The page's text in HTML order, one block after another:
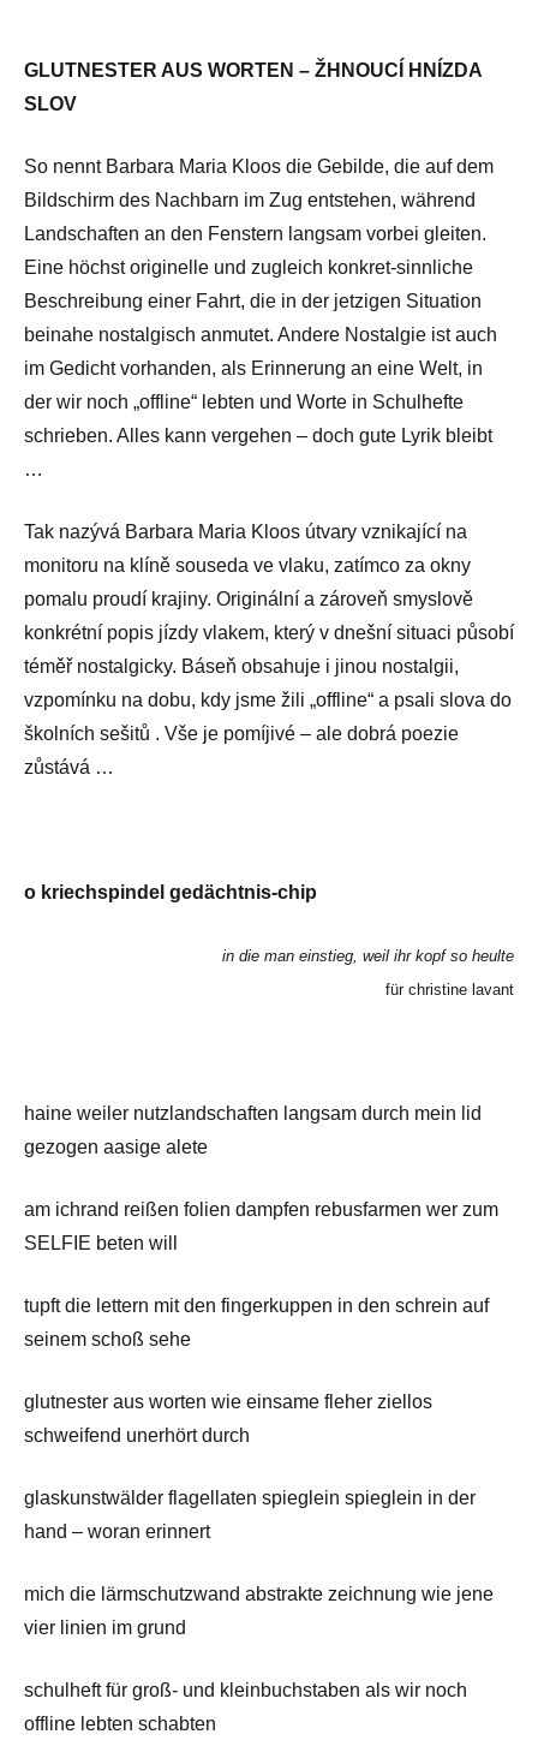
GLUTNESTER AUS WORTEN – ŽHNOUCÍ HNÍZDA
SLOV
So nennt Barbara Maria Kloos die Gebilde, die auf dem
Bildschirm des Nachbarn im Zug entstehen, während
Landschaften an den Fenstern langsam vorbei gleiten.
Eine höchst originelle und zugleich konkret-sinnliche
Beschreibung einer Fahrt, die in der jetzigen Situation
beinahe nostalgisch anmutet. Andere Nostalgie ist auch
im Gedicht vorhanden, als Erinnerung an eine Welt, in
der wir noch „offline“ lebten und Worte in Schulhefte
schrieben. Alles kann vergehen – doch gute Lyrik bleibt
…
Tak nazývá Barbara Maria Kloos útvary vznikající na
monitoru na klíně souseda ve vlaku, zatímco za okny
pomalu proudí krajiny. Originální a zároveň smyslově
konkrétní popis jízdy vlakem, který v dnešní situaci působí
téměř nostalgicky. Báseň obsahuje i jinou nostalgii,
vzpomínku na dobu, kdy jsme žili „offline“ a psali slova do
školních sešitů . Vše je pomíjivé – ale dobrá poezie
zůstává …
o kriechspindel gedächtnis-chip
in die man einstieg, weil ihr kopf so heulte
für christine lavant
haine weiler nutzlandschaften langsam durch mein lid
gezogen aasige alete
am ichrand reißen folien dampfen rebusfarmen wer zum
SELFIE beten will
tupft die lettern mit den fingerkuppen in den schrein auf
seinem schoß sehe
glutnester aus worten wie einsame fleher ziellos
schweifend unerhört durch
glaskunstwälder flagellaten spieglein spieglein in der
hand – woran erinnert
mich die lärmschutzwand abstrakte zeichnung wie jene
vier linien im grund
schulheft für groß- und kleinbuchstaben als wir noch
offline lebten schabten